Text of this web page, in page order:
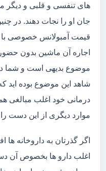
های تنفسی و قلبی و دیگر
جان او را نجات دهند. در
قیمت آمبولانس خصوصی با
اجاره آن ماشین بدون
موضوع بدیهی است و شما
شاهد این موضوع بوده اید
درمانی خود اغلب
موارد دیگری از این دست
اگر گذرتان به داروخانه
اغلب دارو ها بخصوص آن